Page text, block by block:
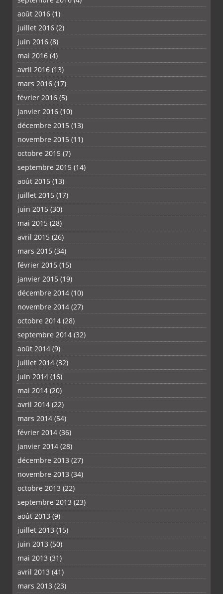
août 2016 (1)
juillet 2016 (2)
juin 2016 (8)
mai 2016 (4)
avril 2016 (13)
mars 2016 (17)
février 2016 (5)
janvier 2016 (10)
décembre 2015 (13)
novembre 2015 (11)
octobre 2015 (7)
septembre 2015 (14)
août 2015 (13)
juillet 2015 (17)
juin 2015 (30)
mai 2015 (28)
avril 2015 (26)
mars 2015 (34)
février 2015 (15)
janvier 2015 (19)
décembre 2014 (10)
novembre 2014 (27)
octobre 2014 (28)
septembre 2014 (32)
août 2014 (9)
juillet 2014 (32)
juin 2014 (16)
mai 2014 (20)
avril 2014 (22)
mars 2014 (54)
février 2014 (36)
janvier 2014 (28)
décembre 2013 (27)
novembre 2013 (34)
octobre 2013 (22)
septembre 2013 (23)
août 2013 (9)
juillet 2013 (15)
juin 2013 (50)
mai 2013 (31)
avril 2013 (41)
mars 2013 (23)